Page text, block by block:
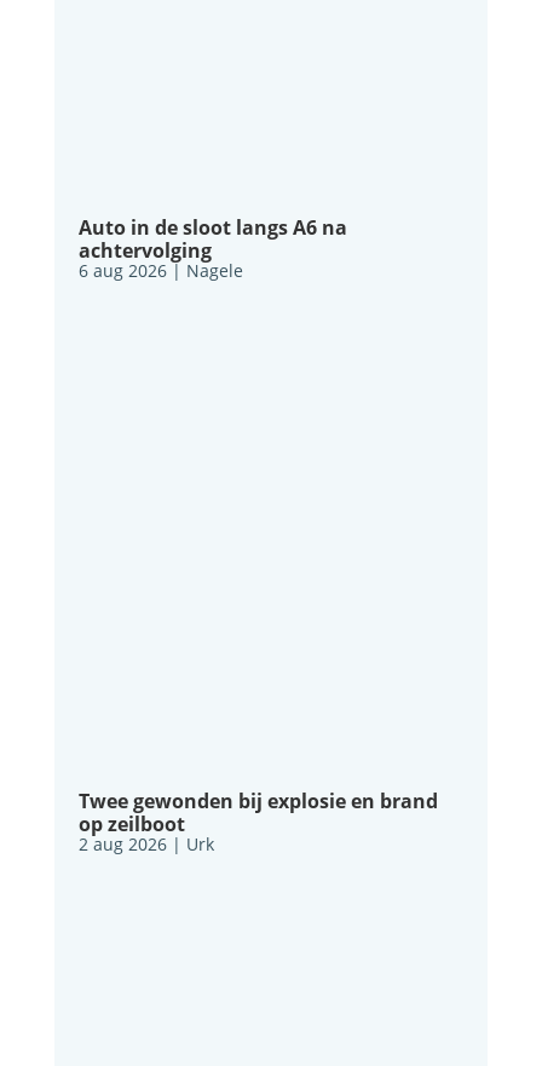
Auto in de sloot langs A6 na
achtervolging
6 aug 2026| Nagele
Twee gewonden bij explosie en brand
op zeilboot
2 aug 2026| Urk